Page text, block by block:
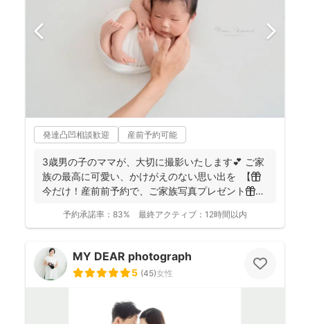
発達凸凹相談歓迎 産前予約可能
3歳男の子のママが、大切に撮影いたします💕 ご家
族の最高に可愛い、かけがえのない思い出を 【🎁
今だけ！産前前予約で、ご家族写真プレゼント🎁】
予約承諾率： 83% 最終アクティブ： 12時間以内
MY DEAR photograph
5 (45)女性